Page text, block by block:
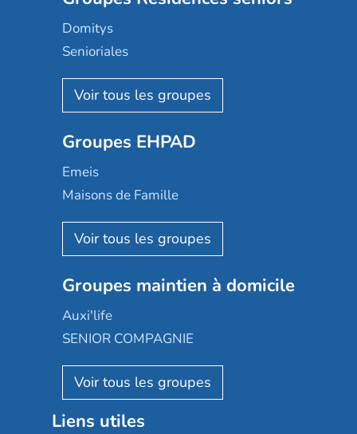
Domitys
Senioriales
Nohée
Les Résidentiels
Mobicap
Domusvi
Happy Senior
Aquarelia
Nexity edenea
Les jardins d'Arcadie
Occitalia
Appartseniors
Reseda
Stella management
Les villages d'or
Groupes EHPAD
Emeis
Maisons de Famille
Korian
Emera
Groupe SOS
Le Noble Âge
Almage
Résidalya
Groupe aplus
Groupes maintien à domicile
Auxi'life
SENIOR COMPAGNIE
AGE D'OR Services
Liens utiles